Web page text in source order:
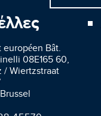
européen Bât.
08E165 60,
/ Wiertzstraat